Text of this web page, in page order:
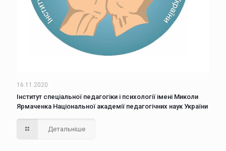
16.11.2020
Інститут спеціальної педагогіки і психології імені Миколи
Ярмаченка Національної академії педагогічних наук України
Детальніше